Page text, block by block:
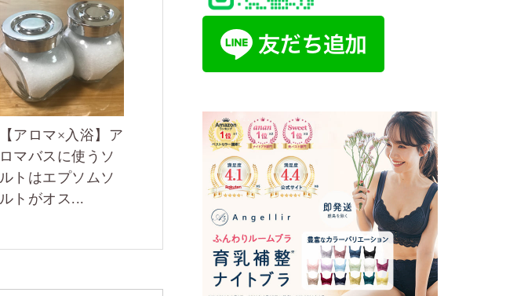
【アロマ×入浴】ア
ロマバスに使うソ
ルトはエプソムソ
ルトがオス...